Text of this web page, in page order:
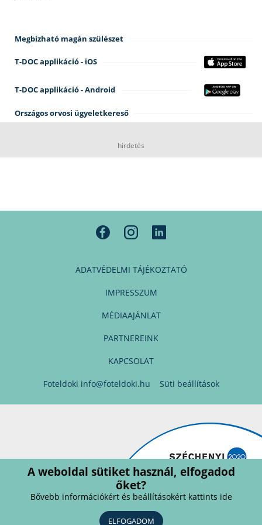
Megbízható magán szülészet
T-DOC applikáció - iOS
T-DOC applikáció - Android
Országos orvosi ügyeletkereső
hirdetés
ADATVÉDELMI TÁJÉKOZTATÓ
IMPRESSZUM
MÉDIAAJÁNLAT
PARTNEREINK
KAPCSOLAT
Foteldoki info@foteldoki.hu Süti beállítások
A weboldal sütiket használ, elfogadod
őket?
Bővebb információkért és beállításokért kattints ide
ELFOGADOM